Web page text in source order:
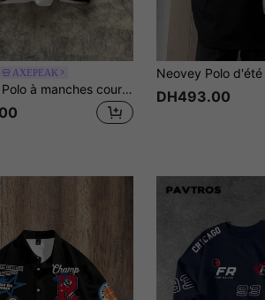
AXEPEAK
AXEPEAK Polo à manches courtes décontracté et polyvalent avec imprimé blocs de couleurs et lettrage pour hommes DH493.00